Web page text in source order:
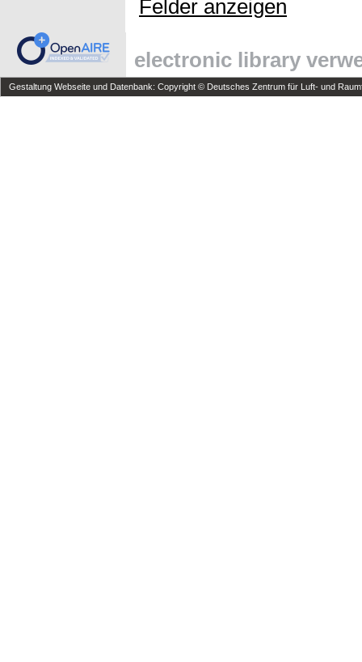
Felder anzeigen
electronic library
Gestaltung Webseite und Datenbank: Copyright © Deutsches Zentrum für Luft- und